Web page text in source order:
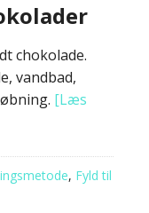
chokolade.
vandbad,
[Læs
, Fyld til